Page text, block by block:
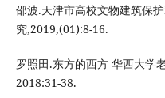
邵波.天津市高校文物建筑保
究,2019,(01):8-16.
罗照田.东方的西方 华西大学
2018:31-38.